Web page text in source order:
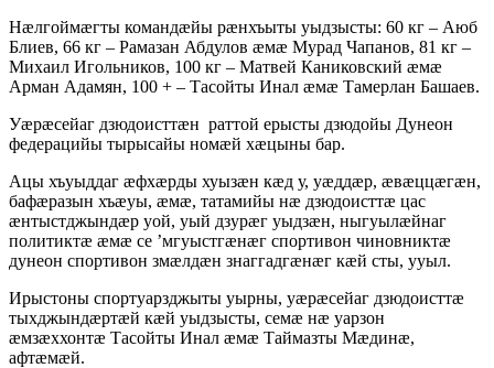
Нæлгоймæгты командæйы рæнхъыты уыдзысты: 60 кг – Аюб
Блиев, 66 кг – Рамазан Абдулов æмæ Мурад Чапанов, 81 кг –
Михаил Игольников, 100 кг – Матвей Каниковский æмæ
Арман Адамян, 100 + – Тасойты Инал æмæ Тамерлан Башаев.
Уæрæсейаг дзюдоисттæн раттой ерысты дзюдойы Дунеон
федерацийы тырысайы номæй хæцыны бар.
Ацы хъуыддаг æфхæрды хуызæн кæд у, уæддæр, æвæццæгæн,
бафæразын хъæуы, æмæ, татамийы нæ дзюдоисттæ цас
æнтыстджындæр уой, уый дзурæг уыдзæн, ныгуылæйнаг
политиктæ æмæ се ’мгуыстгæнæг спортивон чиновниктæ
дунеон спортивон змæлдæн знаггадгæнæг кæй сты, ууыл.
Ирыстоны спортуарзджыты уырны, уæрæсейаг дзюдоисттæ
тыхджындæртæй кæй уыдзысты, семæ нæ уарзон
æмзæххонтæ Тасойты Инал æмæ Таймазты Мæдинæ,
афтæмæй.